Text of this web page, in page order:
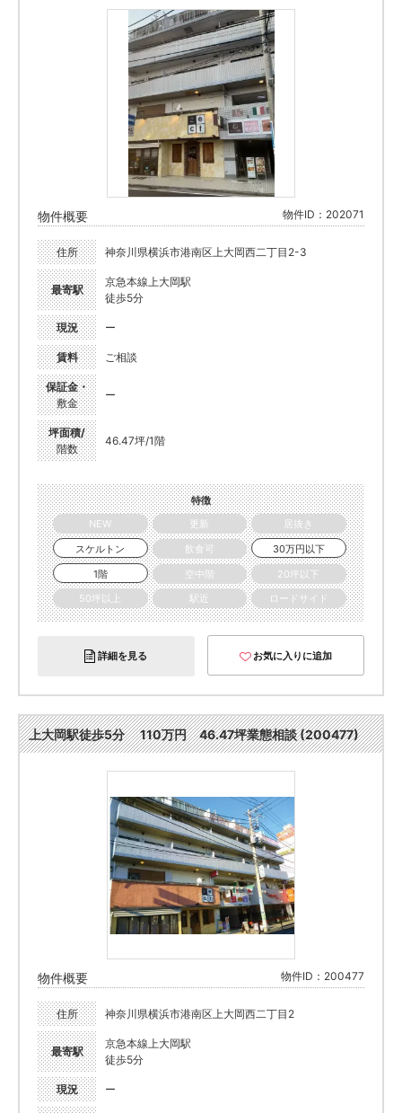
物件概要 物件ID：202071
住所 神奈川県横浜市港南区上大岡西二丁目2-3
最寄駅
京急本線上大岡駅
徒歩5分
現況 ー
賃料 ご相談
保証金・
敷金
ー
坪面積/
階数
46.47坪/1階
特徴
NEW
更新
居抜き
スケルトン
飲食可
30万円以下
1階
空中階
20坪以下
50坪以上
駅近 ロードサイド
詳細を見る お気に入りに追加
上大岡駅徒歩5分 110万円 46.47坪業態相談 (200477)
物件概要 物件ID：200477
住所 神奈川県横浜市港南区上大岡西二丁目2
最寄駅
京急本線上大岡駅
徒歩5分
現況 ー